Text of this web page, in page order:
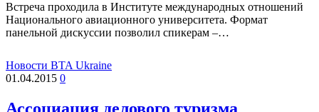
Встреча проходила в Институте международных отношений
Национального авиационного университета. Формат
панельной дискуссии позволил спикерам –…
Новости BTA Ukraine
01.04.2015 0